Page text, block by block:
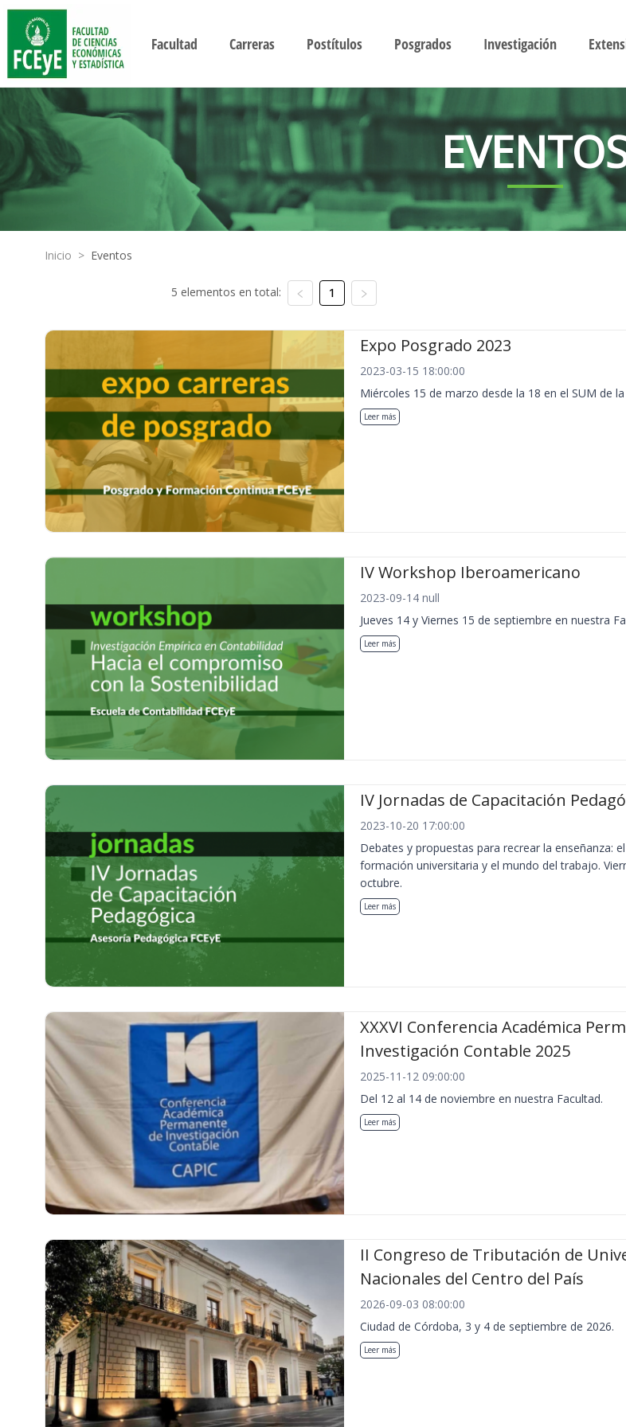
Facultad Carreras Postítulos Posgrados Investigación
Inicio > Eventos
5 elementos en total: 1
Expo Posgrado 2023
2023-03-15 18:00:00
Miércoles 15 de marzo desde la 18 en el SUM de
Leer más
IV Workshop Iberoamericano
2023-09-14 null
Jueves 14 y Viernes 15 de septiembre en nuestra
Leer más
IV Jornadas de Capacitación
2023-10-20 17:00:00
Debates y propuestas para recrear la enseñanza:
formación universitaria y el mundo del trabajo.
octubre.
Leer más
XXXVI Conferencia Académica
Investigación Contable 2025
2025-11-12 09:00:00
Del 12 al 14 de noviembre en nuestra Facultad.
Leer más
II Congreso de Tributación de
Nacionales del Centro del País
2026-09-03 08:00:00
Ciudad de Córdoba, 3 y 4 de septiembre de 2026.
Leer más